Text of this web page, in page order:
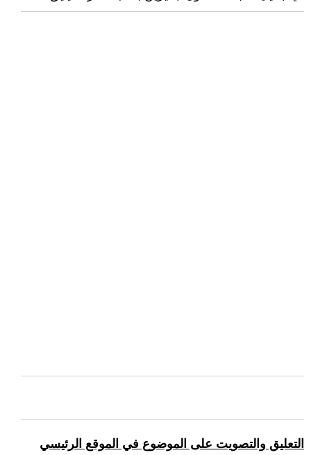
التعليق والتصويت على الموضوع في الموقع الرئيسي